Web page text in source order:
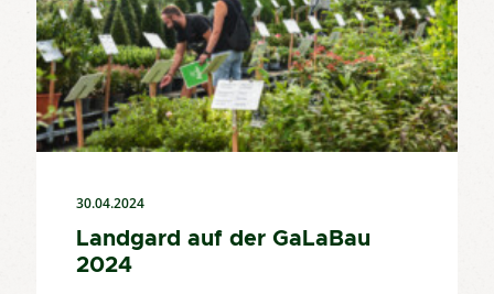
30.04.2024
Landgard auf der GaLaBau
2024